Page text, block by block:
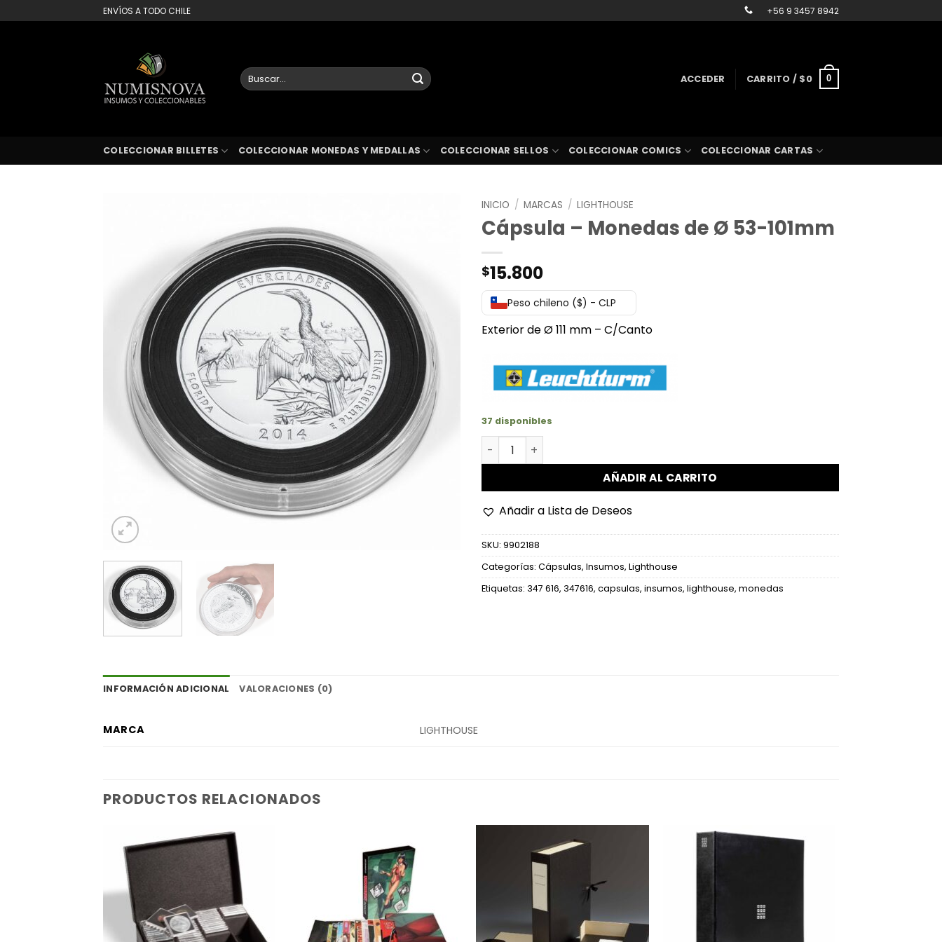
al
ENVÍOS A TODO CHILE +56 9 3457 8942
Buscar
por:
ACCEDER CARRITO / $0 0
COLECCIONAR BILLETES COLECCIONAR MONEDAS Y MEDALLAS COLECCIONAR SELLOS COLECCIONAR COMICS COLECCIONAR CARTAS
INICIO / MARCAS / LIGHTHOUSE
Cápsula – Monedas de Ø 53-101mm
$15.800
Peso chileno ($) - CLP
Exterior de Ø 111 mm – C/Canto
37 disponibles
Cápsula - Monedas de Ø 53-101mm cantidad
AÑADIR AL CARRITO
Añadir a Lista de Deseos
SKU: 9902188
Categorías: Cápsulas, Insumos, Lighthouse
Etiquetas: 347 616, 347616, capsulas, insumos, lighthouse, monedas
INFORMACIÓN ADICIONAL VALORACIONES (0)
MARCA LIGHTHOUSE
PRODUCTOS RELACIONADOS